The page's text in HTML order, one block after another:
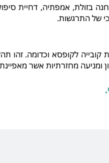
אמפתיה, דחיית
של התרגשות.
לקופסא וכדומה. זהו
ומניעה מחזרתיות אשר